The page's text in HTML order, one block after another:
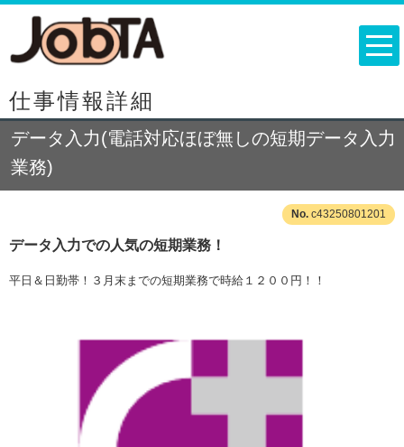
仕事情報詳細
データ入力(電話対応ほぼ無しの短期データ入力
業務)
c43250801201
データ入力での人気の短期業務！
平日＆日勤帯！３月末までの短期業務で時給１２００円！！